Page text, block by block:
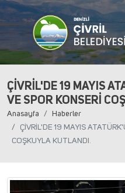
ÇİVRİL'DE 19 MAYIS
VE SPOR KONSERİ
Anasayfa
Haberler
ÇİVRİL'DE 19 MAYIS
COŞKUYLA KUTLANDI.